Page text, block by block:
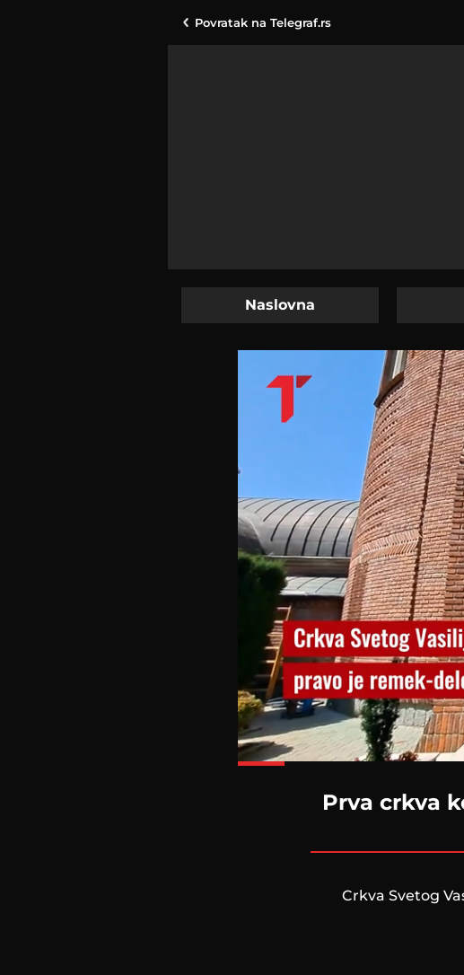
Povratak na Telegraf.rs
Naslovna
Prva crkva
Crkva Svetog